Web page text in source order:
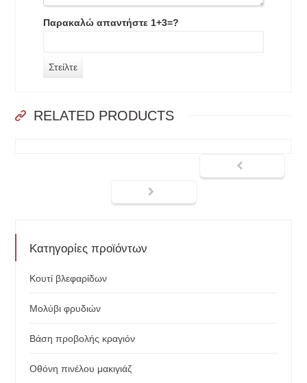
Παρακαλώ απαντήστε 1+3=?
RELATED PRODUCTS
Κατηγορίες προϊόντων
Κουτί βλεφαρίδων
Μολύβι φρυδιών
Βάση προβολής κραγιόν
Οθόνη πινέλου μακιγιάζ